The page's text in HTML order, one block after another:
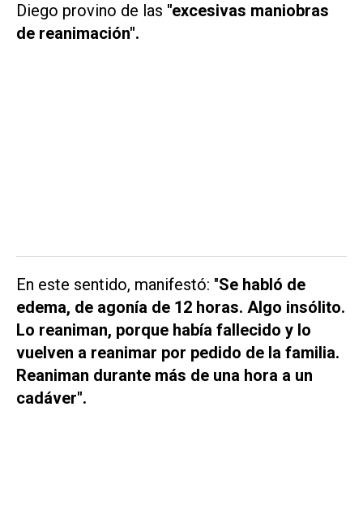
Diego provino de las "excesivas maniobras
de reanimación".
En este sentido, manifestó: "Se habló de
edema, de agonía de 12 horas. Algo insólito.
Lo reaniman, porque había fallecido y lo
vuelven a reanimar por pedido de la familia.
Reaniman durante más de una hora a un
cadáver".